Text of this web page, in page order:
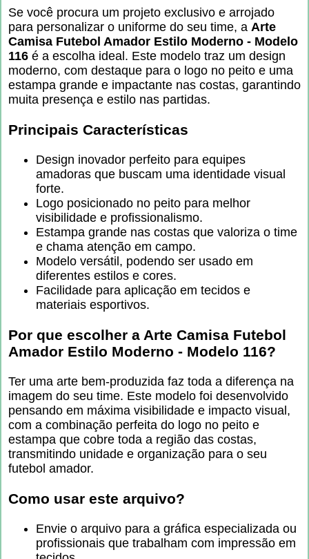
Se você procura um projeto exclusivo e arrojado
para personalizar o uniforme do seu time, a Arte
Camisa Futebol Amador Estilo Moderno - Modelo
116 é a escolha ideal. Este modelo traz um design
moderno, com destaque para o logo no peito e uma
estampa grande e impactante nas costas, garantindo
muita presença e estilo nas partidas.
Principais Características
Design inovador perfeito para equipes
amadoras que buscam uma identidade visual
forte.
Logo posicionado no peito para melhor
visibilidade e profissionalismo.
Estampa grande nas costas que valoriza o time
e chama atenção em campo.
Modelo versátil, podendo ser usado em
diferentes estilos e cores.
Facilidade para aplicação em tecidos e
materiais esportivos.
Por que escolher a Arte Camisa Futebol
Amador Estilo Moderno - Modelo 116?
Ter uma arte bem-produzida faz toda a diferença na
imagem do seu time. Este modelo foi desenvolvido
pensando em máxima visibilidade e impacto visual,
com a combinação perfeita do logo no peito e
estampa que cobre toda a região das costas,
transmitindo unidade e organização para o seu
futebol amador.
Como usar este arquivo?
Envie o arquivo para a gráfica especializada ou
profissionais que trabalham com impressão em